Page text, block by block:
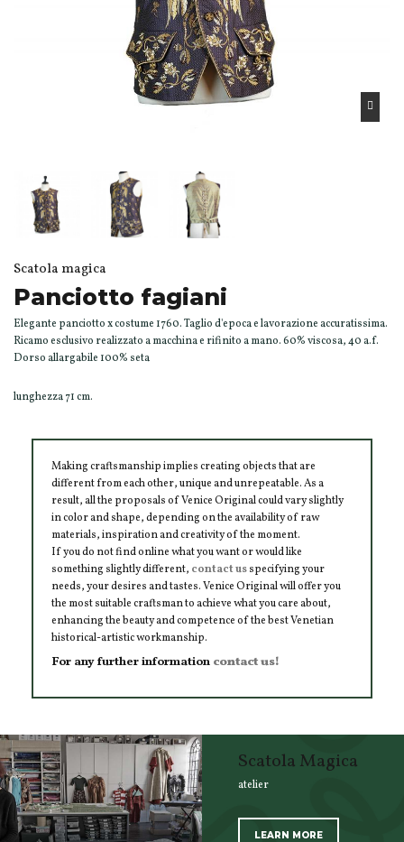
Scatola magica
Panciotto fagiani
Elegante panciotto x costume 1760. Taglio d'epoca e lavorazione accuratissima.
Ricamo esclusivo realizzato a macchina e rifinito a mano. 60% viscosa, 40 a.f.
Dorso allargabile 100% seta
lunghezza 71 cm.
Making craftsmanship implies creating objects that are
different from each other, unique and unrepeatable. As a
result, all the proposals of Venice Original could vary slightly
in color and shape, depending on the availability of raw
materials, inspiration and creativity of the moment.
If you do not find online what you want or would like
something slightly different, contact usspecifying your
needs, your desires and tastes. Venice Original will offer you
the most suitable craftsman to achieve what you care about,
enhancing the beauty and competence of the best Venetian
historical-artistic workmanship.
For any further information contact us!
Scatola Magica
atelier
LEARN MORE